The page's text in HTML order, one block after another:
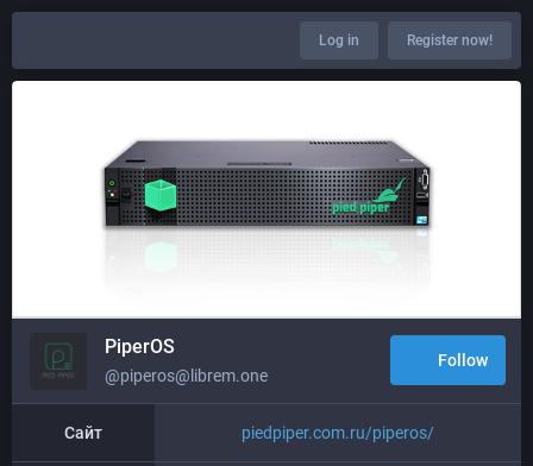
Log in Register now!
PiperOS
@piperos@librem.one
Follow
Сайт piedpiper.com.ru/piperos/